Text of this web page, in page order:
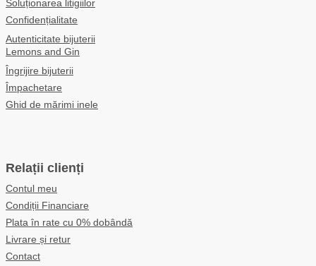
Soluționarea litigiilor
Confidențialitate
Autenticitate bijuterii
Lemons and Gin
Îngrijire bijuterii
Împachetare
Ghid de mărimi inele
Relații clienți
Contul meu
Condiții Financiare
Plata în rate cu 0% dobândă
Livrare și retur
Contact